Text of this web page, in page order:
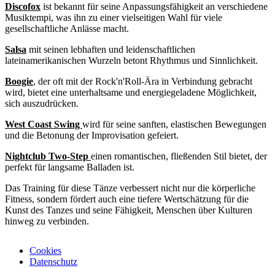
Discofox ist bekannt für seine Anpassungsfähigkeit an verschiedene
Musiktempi, was ihn zu einer vielseitigen Wahl für viele
gesellschaftliche Anlässe macht.
Salsa mit seinen lebhaften und leidenschaftlichen
lateinamerikanischen Wurzeln betont Rhythmus und Sinnlichkeit.
Boogie, der oft mit der Rock'n'Roll-Ära in Verbindung gebracht
wird, bietet eine unterhaltsame und energiegeladene Möglichkeit,
sich auszudrücken.
West Coast Swing wird für seine sanften, elastischen Bewegungen
und die Betonung der Improvisation gefeiert.
Nightclub Two-Step einen romantischen, fließenden Stil bietet, der
perfekt für langsame Balladen ist.
Das Training für diese Tänze verbessert nicht nur die körperliche
Fitness, sondern fördert auch eine tiefere Wertschätzung für die
Kunst des Tanzes und seine Fähigkeit, Menschen über Kulturen
hinweg zu verbinden.
Cookies
Datenschutz